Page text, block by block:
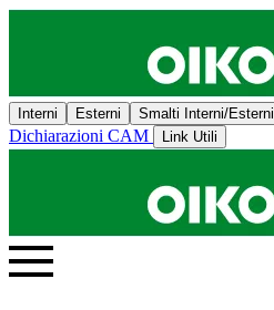
Interni Esterni Smalti Interni/Esterni
Dichiarazioni CAM Link Utili